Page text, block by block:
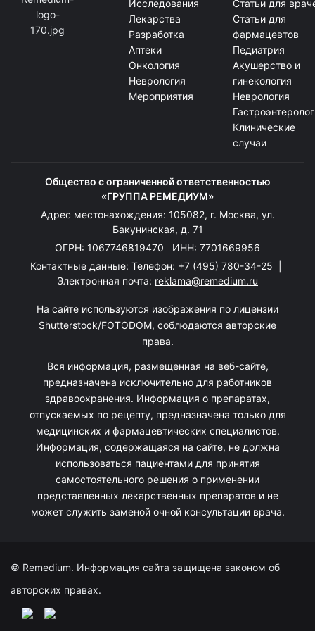
Исследования
Лекарства
Разработка
Аптеки
Онкология
Неврология
Мероприятия
Статьи для
Статьи для
фармацевтов
Педиатрия
Акушерство и
гинекология
Неврология
Клинические
случаи
Общество с ограниченной ответственностью
«ГРУППА РЕМЕДИУМ»
Адрес местонахождения: 105082, г. Москва, ул.
Бакунинская, д. 71
ОГРН: 1067746819470 ИНН: 7701669956
Контактные данные: Телефон: +7 (495) 780-34-25
Электронная почта: reklama@remedium.ru
На сайте используются изображения по лицензии
Shutterstock/FOTODOM, соблюдаются авторские
права.
Вся информация, размещенная на веб-сайте,
предназначена исключительно для работников
здравоохранения. Информация о препаратах,
отпускаемых по рецепту, предназначена только для
медицинских и фармацевтических специалистов.
Информация, содержащаяся на сайте, не должна
использоваться пациентами для принятия
самостоятельного решения о применении
представленных лекарственных препаратов и не
может служить заменой очной консультации врача.
© Remedium. Информация сайта защищена законом об
авторских правах.